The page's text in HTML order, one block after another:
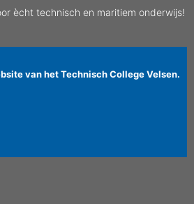
ècht technisch en maritiem onderwijs!
van het Technisch College Velsen.